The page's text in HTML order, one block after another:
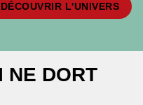
DÉCOUVRIR L'UNIVERS
NE DORT